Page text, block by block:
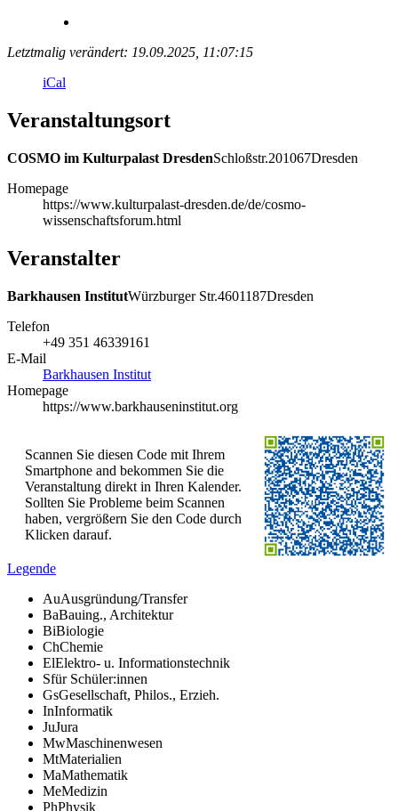
Letztmalig verändert: 19.09.2025, 11:07:15
iCal
Veranstaltungsort
COSMO im Kulturpalast DresdenSchloßstr.201067Dresden
Homepage
https://www.kulturpalast-dresden.de/de/cosmo-
wissenschaftsforum.html
Veranstalter
Barkhausen InstitutWürzburger Str.4601187Dresden
Telefon
+49 351 46339161
E-Mail
Barkhausen Institut
Homepage
https://www.barkhauseninstitut.org
Scannen Sie diesen Code mit Ihrem
Smartphone and bekommen Sie die
Veranstaltung direkt in Ihren Kalender.
Sollten Sie Probleme beim Scannen
haben, vergrößern Sie den Code durch
Klicken darauf.
Legende
AuAusgründung/Transfer
BaBauing., Architektur
BiBiologie
ChChemie
ElElektro- u. Informationstechnik
Sfür Schüler:innen
GsGesellschaft, Philos., Erzieh.
InInformatik
JuJura
MwMaschinenwesen
MtMaterialien
MaMathematik
MeMedizin
PhPhysik